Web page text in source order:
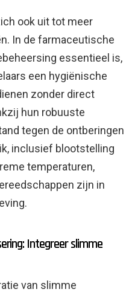
ook uit tot meer
In de farmaceutische
essentieel is,
een hygiënische
zonder direct
hun robuuste
tegen de ontberingen
inclusief blootstelling
temperaturen,
zijn in
Integreer slimme
van slimme